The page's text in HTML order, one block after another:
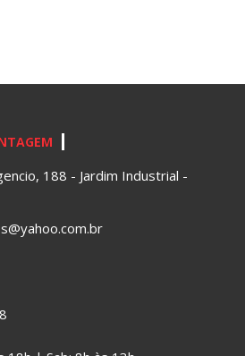
188 - Jardim Industrial -